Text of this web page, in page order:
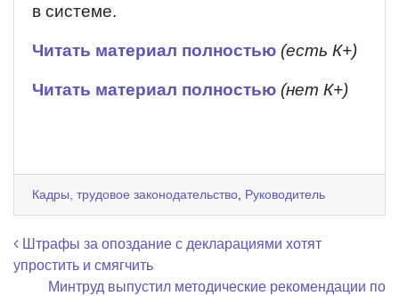
в системе.
Читать материал полностью (есть К+)
Читать материал полностью (нет К+)
Кадры, трудовое законодательство Руководитель
Навигация по записям
Штрафы за опоздание с декларациями хотят
упростить и смягчить
Минтруд выпустил методические рекомендации по